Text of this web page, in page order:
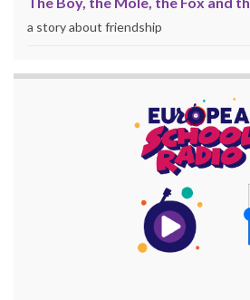
a story about friendship